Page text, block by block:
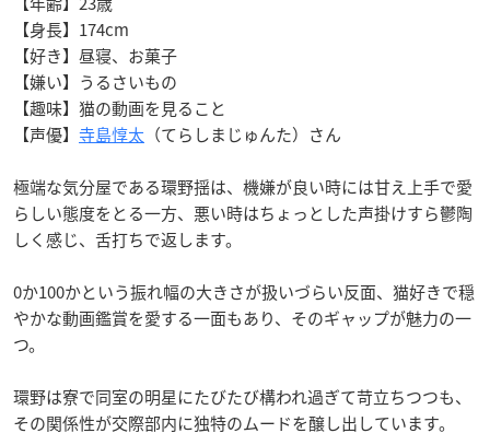
【身長】174cm
【好き】昼寝、お菓子
【嫌い】うるさいもの
【趣味】猫の動画を見ること
【声優】 寺島惇太 （てらしまじゅんた）さん
極端な気分屋である環野揺は、機嫌が良い時には甘え上手で愛
らしい態度をとる一方、悪い時はちょっとした声掛けすら鬱陶
しく感じ、舌打ちで返します。
0か100かという振れ幅の大きさが扱いづらい反面、猫好きで穏
やかな動画鑑賞を愛する一面もあり、そのギャップが魅力の一
つ。
環野は寮で同室の明星にたびたび構われ過ぎて苛立ちつつも、
その関係性が交際部内に独特のムードを醸し出しています。